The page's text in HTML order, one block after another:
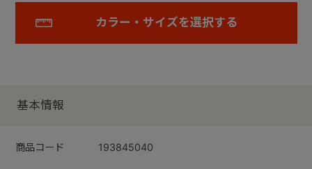
カラー・サイズを選択する
基本情報
商品コード 193845040